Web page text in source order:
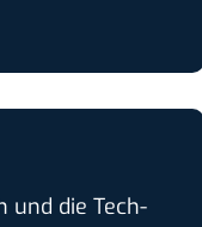
und die Tech-